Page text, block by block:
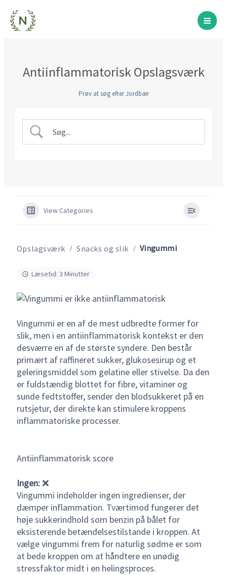
indholdet
Antiinflammatorisk Opslagsværk
Prøv at søg efter Jordbær
View Categories
Opslagsværk Snacks og slik Vingummi
Læsetid: 3 Minutter
Vingummi er en af de mest udbredte former for
slik, men i en antiinflammatorisk kontekst er den
desværre en af de største syndere. Den består
primært af raffineret sukker, glukosesirup og et
geleringsmiddel som gelatine eller stivelse. Da den
er fuldstændig blottet for fibre, vitaminer og
sunde fedtstoffer, sender den blodsukkeret på en
rutsjetur, der direkte kan stimulere kroppens
inflammatoriske processer.
Antiinflammatorisk score
Ingen:❌
Vingummi indeholder ingen ingredienser, der
dæmper inflammation. Tværtimod fungerer det
høje sukkerindhold som benzin på bålet for
eksisterende betændelsestilstande i kroppen. At
vælge vingummi frem for naturlig sødme er som
at bede kroppen om at håndtere en unødig
stressfaktor midt i en helingsproces.